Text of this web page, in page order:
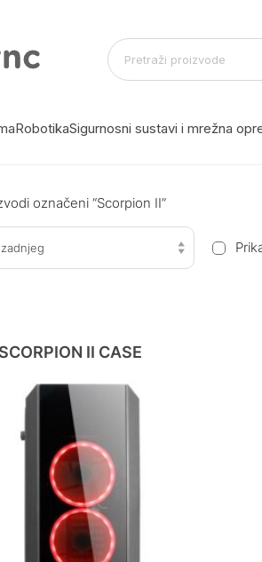
RobotikaSigurnosni sustavi i mrežna
označeni “Scorpion II”
II CASE